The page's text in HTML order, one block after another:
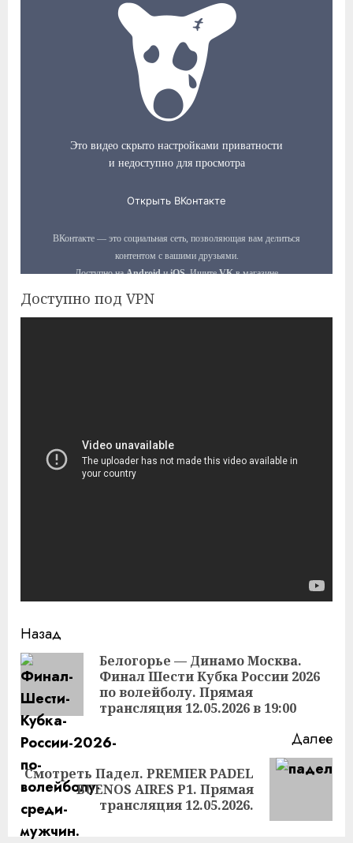
Доступно под VPN
Продолжить
чтение
Назад
Белогорье — Динамо Москва.
Финал Шести Кубка России 2026
по волейболу. Прямая
трансляция 12.05.2026 в 19:00
Далее
Следующая
запись:
Смотреть Падел. PREMIER PADEL
BUENOS AIRES P1. Прямая
трансляция 12.05.2026.